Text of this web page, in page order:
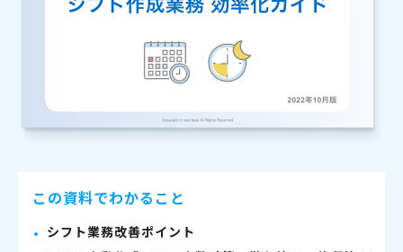
この資料でわかること
シフト業務改善ポイント